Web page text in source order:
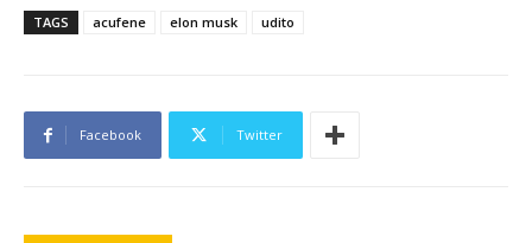
TAGS acufene elon musk udito
Facebook Twitter